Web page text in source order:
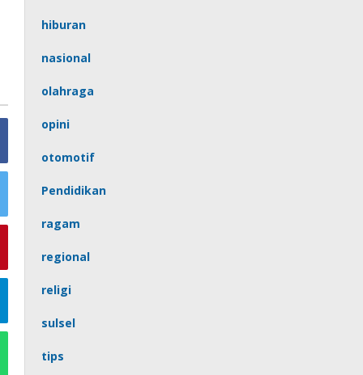
hiburan
nasional
olahraga
opini
otomotif
Pendidikan
ragam
regional
religi
sulsel
tips